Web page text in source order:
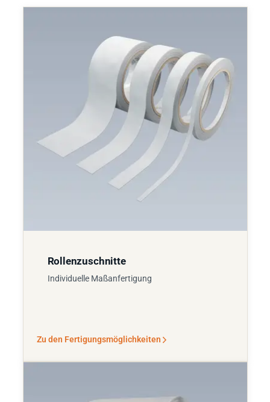
Rollenzuschnitte
Individuelle Maßanfertigung
Zu den Fertigungsmöglichkeiten